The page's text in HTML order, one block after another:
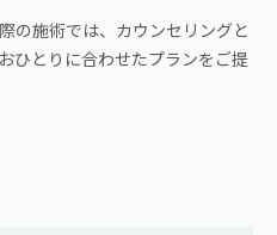
の施術では、カウンセリングと
ひとりに合わせたプランをご提